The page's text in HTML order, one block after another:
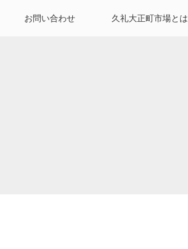
お問い合わせ 久礼大正町市場とは